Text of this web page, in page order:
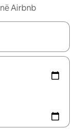
Airbnb
lëviz me butonat e